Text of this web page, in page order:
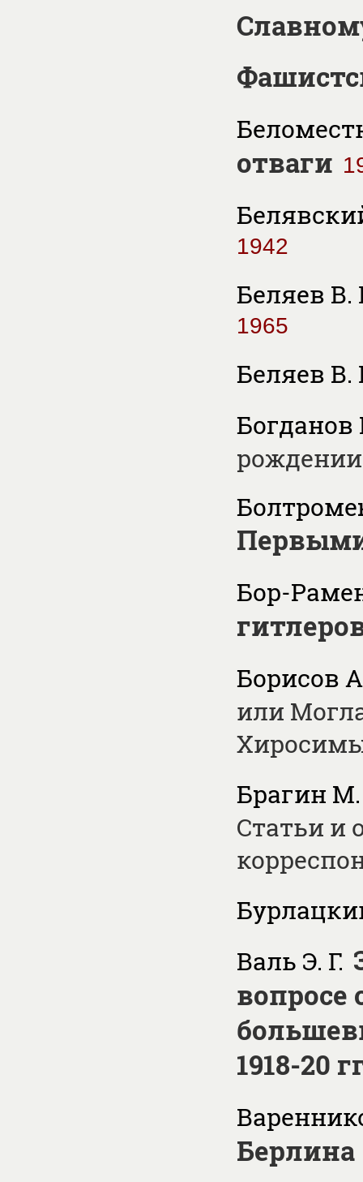
отваги
1942
Беляев
1965
Беляев В.
Богданов
Бор-
Борисов
или
Брагин М.
Статьи и
Валь Э. Г.
вопросе
1918-20
Берлина